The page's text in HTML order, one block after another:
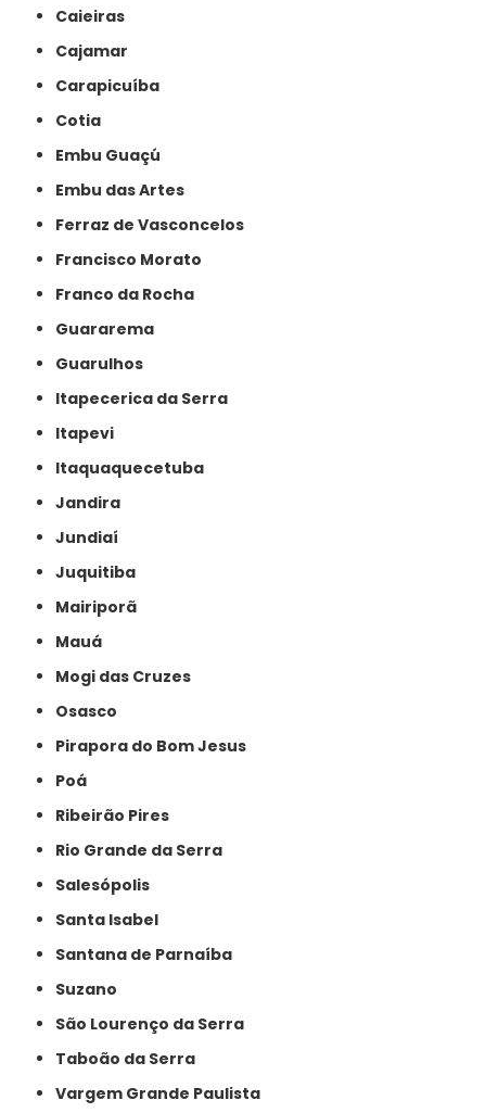
Caieiras
Cajamar
Carapicuíba
Cotia
Embu Guaçú
Embu das Artes
Ferraz de Vasconcelos
Francisco Morato
Franco da Rocha
Guararema
Guarulhos
Itapecerica da Serra
Itapevi
Itaquaquecetuba
Jandira
Jundiaí
Juquitiba
Mairiporã
Mauá
Mogi das Cruzes
Osasco
Pirapora do Bom Jesus
Poá
Ribeirão Pires
Rio Grande da Serra
Salesópolis
Santa Isabel
Santana de Parnaíba
Suzano
São Lourenço da Serra
Taboão da Serra
Vargem Grande Paulista